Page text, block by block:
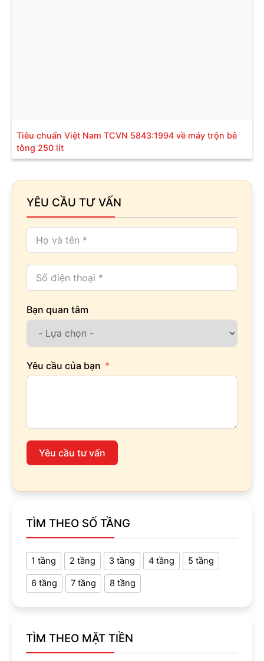
Tiêu chuẩn Việt Nam TCVN 5843:1994 về máy trộn bê
tông 250 lít
YÊU CẦU TƯ VẤN
Bạn quan tâm
Yêu cầu của bạn
Yêu cầu tư vấn
TÌM THEO SỐ TẦNG
1 tầng 2 tầng 3 tầng 4 tầng 5 tầng
6 tầng 7 tầng 8 tầng
TÌM THEO MẶT TIỀN